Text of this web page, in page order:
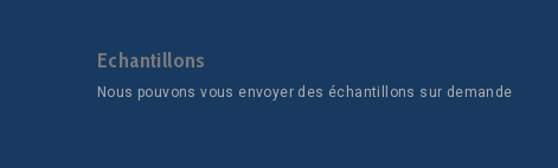
Echantillons
Nous pouvons vous envoyer des échantillons sur demande